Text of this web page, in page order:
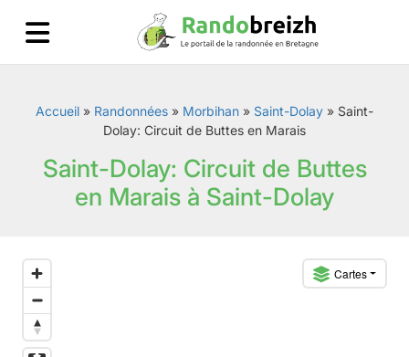
Accueil » Randonnées » Morbihan » Saint-Dolay » Saint-
Dolay: Circuit de Buttes en Marais
Saint-Dolay: Circuit de Buttes
en Marais à Saint-Dolay
Cartes